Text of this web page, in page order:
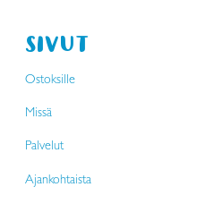
SIVUT
Ostoksille
Missä
Palvelut
Ajankohtaista